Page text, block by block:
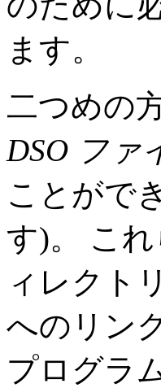
ます。
二つめの
DSO ファ
ことがで
す)。 こ
ィレクト
へのリン
プログラ